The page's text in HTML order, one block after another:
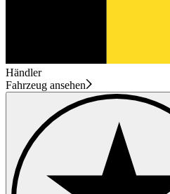
Händler
Fahrzeug ansehen